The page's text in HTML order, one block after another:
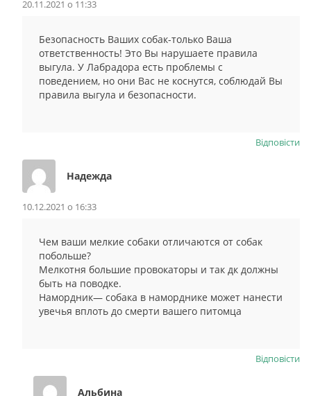
20.11.2021 о 11:33
Безопасность Ваших собак-только Ваша
ответственность! Это Вы нарушаете правила
выгула. У Лабрадора есть проблемы с
поведением, но они Вас не коснутся, соблюдай Вы
правила выгула и безопасности.
Відповіcти
Надежда
10.12.2021 о 16:33
Чем ваши мелкие собаки отличаются от собак
побольше?
Мелкотня большие провокаторы и так дк должны
быть на поводке.
Намордник— собака в наморднике может нанести
увечья вплоть до смерти вашего питомца
Відповіcти
Альбина